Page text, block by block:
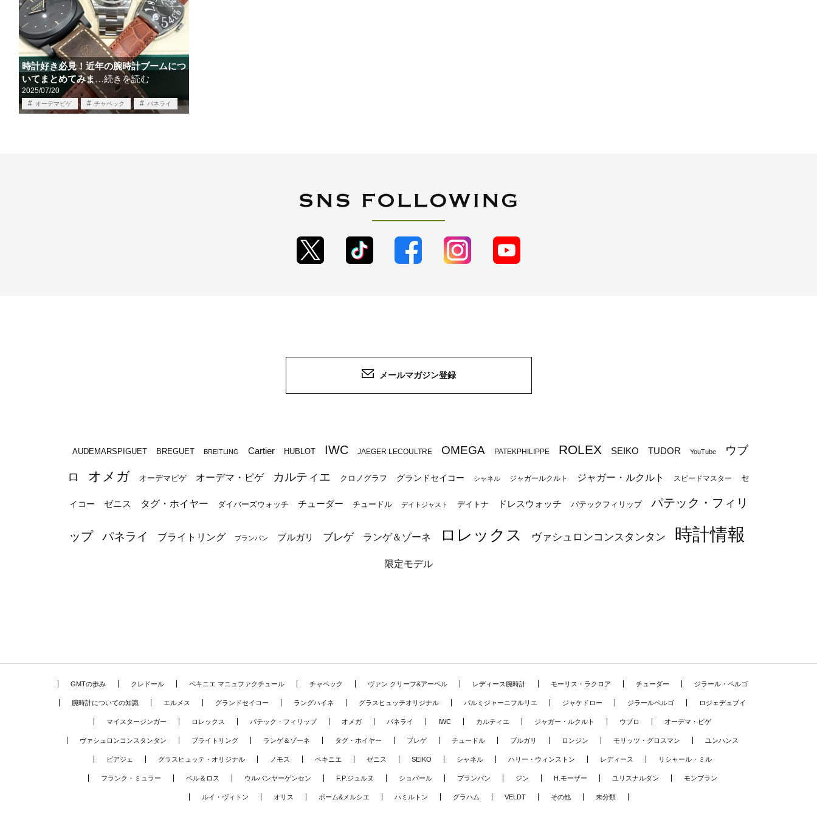
時計好き必見！近年の腕時計ブームにつ
いてまとめてみま …続きを読む
2025/07/20
オーデマピゲ チャペック パネライ
メールマガジン登録
AUDEMARSPIGUET BREGUET BREITLING Cartier HUBLOT IWC JAEGER LECOULTRE OMEGA PATEKPHILIPPE ROLEX SEIKO TUDOR YouTube ウブ
ロ オメガ オーデマピゲ オーデマ・ピゲ カルティエ クロノグラフ グランドセイコー シャネル ジャガールクルト ジャガー・ルクルト スピードマスター セ
イコー ゼニス タグ・ホイヤー ダイバーズウォッチ チューダー チュードル デイトジャスト デイトナ ドレスウォッチ パテックフィリップ パテック・フィリ
ップ パネライ ブライトリング ブランパン ブルガリ ブレゲ ランゲ＆ゾーネ ロレックス ヴァシュロンコンスタンタン 時計情報
限定モデル
GMTの歩み クレドール ペキニエ マニュファクチュール チャペック ヴァン クリーフ&アーペル レディース腕時計 モーリス・ラクロア チューダー ジラール・ペルゴ
腕時計についての知識 エルメス グランドセイコー ラングハイネ グラスヒュッテオリジナル パルミジャーニフルリエ ジャケドロー ジラールペルゴ ロジェデュブイ
マイスタージンガー ロレックス パテック・フィリップ オメガ パネライ IWC カルティエ ジャガー・ルクルト ウブロ オーデマ・ピゲ
ヴァシュロンコンスタンタン ブライトリング ランゲ＆ゾーネ タグ・ホイヤー ブレゲ チュードル ブルガリ ロンジン モリッツ・グロスマン ユンハンス
ピアジェ グラスヒュッテ・オリジナル ノモス ペキニエ ゼニス SEIKO シャネル ハリー・ウィンストン レディース リシャール・ミル
フランク・ミュラー ベル＆ロス ウルバンヤーゲンセン F.P.ジュルヌ ショパール ブランパン ジン H.モーザー ユリスナルダン モンブラン
ルイ・ヴィトン オリス ボーム&メルシエ ハミルトン グラハム VELDT その他 未分類